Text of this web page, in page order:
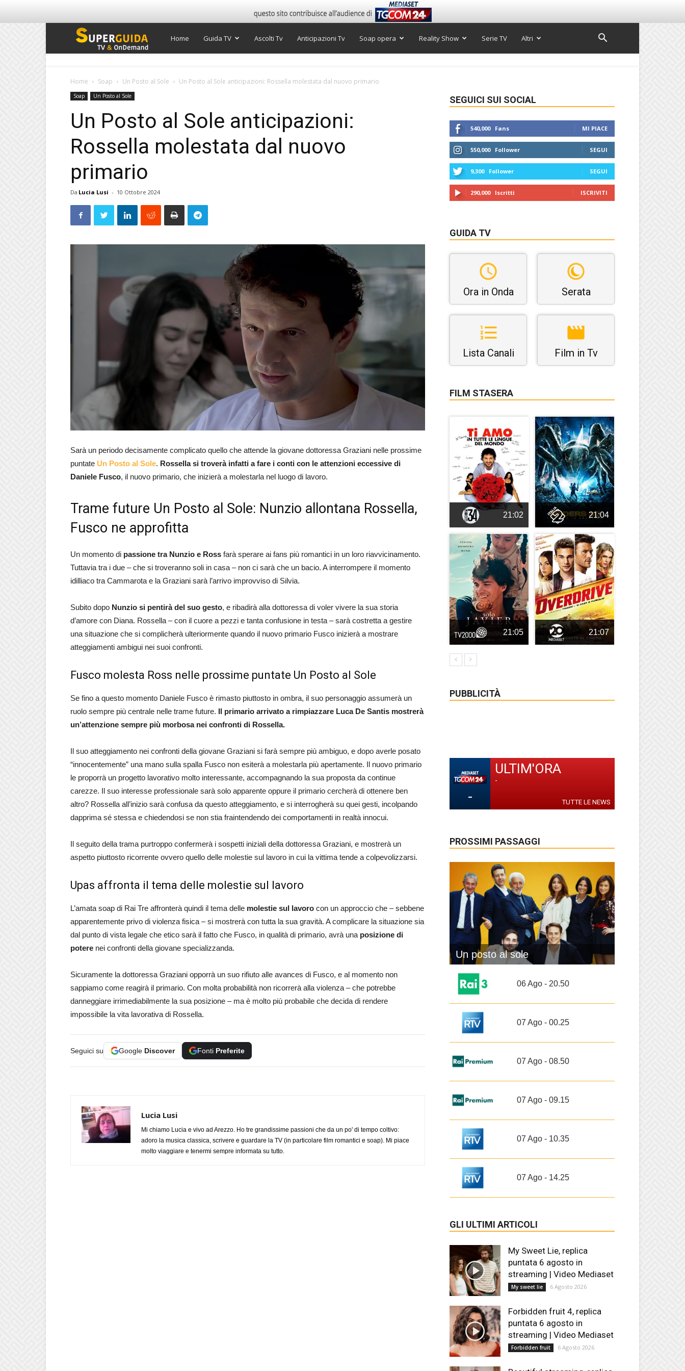
Super
Home Guida TV Ascolti Tv Anticipazioni Tv Soap opera Reality Show Serie TV Altri
Home Soap Un Posto al Sole Un Posto al Sole anticipazioni: Rossella molestata dal nuovo primario
Soap Un Posto al Sole
Un Posto al Sole anticipazioni:
Rossella molestata dal nuovo
primario
Da Lucia Lusi - 10 Ottobre 2024
Sarà un periodo decisamente complicato quello che attende la giovane dottoressa Graziani nelle prossime
puntate Un Posto al Sole. Rossella si troverà infatti a fare i conti con le attenzioni eccessive di
Daniele Fusco, il nuovo primario, che inizierà a molestarla nel luogo di lavoro.
Trame future Un Posto al Sole: Nunzio allontana Rossella,
Fusco ne approfitta
Un momento di passione tra Nunzio e Ross farà sperare ai fans più romantici in un loro riavvicinamento.
Tuttavia tra i due – che si troveranno soli in casa – non ci sarà che un bacio. A interrompere il momento
idilliaco tra Cammarota e la Graziani sarà l’arrivo improvviso di Silvia.
Subito dopo Nunzio si pentirà del suo gesto, e ribadirà alla dottoressa di voler vivere la sua storia
d’amore con Diana. Rossella – con il cuore a pezzi e tanta confusione in testa – sarà costretta a gestire
una situazione che si complicherà ulteriormente quando il nuovo primario Fusco inizierà a mostrare
atteggiamenti ambigui nei suoi confronti.
Fusco molesta Ross nelle prossime puntate Un Posto al Sole
Se fino a questo momento Daniele Fusco è rimasto piuttosto in ombra, il suo personaggio assumerà un
ruolo sempre più centrale nelle trame future. Il primario arrivato a rimpiazzare Luca De Santis mostrerà
un’attenzione sempre più morbosa nei confronti di Rossella.
Il suo atteggiamento nei confronti della giovane Graziani si farà sempre più ambiguo, e dopo averle posato
“innocentemente” una mano sulla spalla Fusco non esiterà a molestarla più apertamente. Il nuovo primario
le proporrà un progetto lavorativo molto interessante, accompagnando la sua proposta da continue
carezze. Il suo interesse professionale sarà solo apparente oppure il primario cercherà di ottenere ben
altro? Rossella all’inizio sarà confusa da questo atteggiamento, e si interrogherà su quei gesti, incolpando
dapprima sé stessa e chiedendosi se non stia fraintendendo dei comportamenti in realtà innocui.
Il seguito della trama purtroppo confermerà i sospetti iniziali della dottoressa Graziani, e mostrerà un
aspetto piuttosto ricorrente ovvero quello delle molestie sul lavoro in cui la vittima tende a colpevolizzarsi.
Upas affronta il tema delle molestie sul lavoro
L’amata soap di Rai Tre affronterà quindi il tema delle molestie sul lavoro con un approccio che – sebbene
apparentemente privo di violenza fisica – si mostrerà con tutta la sua gravità. A complicare la situazione sia
dal punto di vista legale che etico sarà il fatto che Fusco, in qualità di primario, avrà una posizione di
potere nei confronti della giovane specializzanda.
Sicuramente la dottoressa Graziani opporrà un suo rifiuto alle avances di Fusco, e al momento non
sappiamo come reagirà il primario. Con molta probabilità non ricorrerà alla violenza – che potrebbe
danneggiare irrimediabilmente la sua posizione – ma è molto più probabile che decida di rendere
impossibile la vita lavorativa di Rossella.
Seguici su Google Discover Fonti Preferite
Lucia Lusi
Mi chiamo Lucia e vivo ad Arezzo. Ho tre grandissime passioni che da un po' di tempo coltivo:
adoro la musica classica, scrivere e guardare la TV (in particolare film romantici e soap). Mi piace
molto viaggiare e tenermi sempre informata su tutto.
SEGUICI SUI SOCIAL
540,000 Fans MI PIACE
550,000 Follower SEGUI
9,300 Follower SEGUI
290,000 Iscritti ISCRIVITI
GUIDA TV
Ora in Onda Serata
Lista Canali Film in Tv
FILM STASERA
21:02 21:04
21:05 21:07
PUBBLICITÀ
-
ULTIM'ORA
-
TUTTE LE NEWS
PROSSIMI PASSAGGI
Un posto al sole
06 Ago - 20.50
07 Ago - 00.25
07 Ago - 08.50
07 Ago - 09.15
07 Ago - 10.35
07 Ago - 14.25
GLI ULTIMI ARTICOLI
My Sweet Lie, replica
puntata 6 agosto in
streaming | Video Mediaset
My sweet lie 6 Agosto 2026
Forbidden fruit 4, replica
puntata 6 agosto in
streaming | Video Mediaset
Forbidden fruit 6 Agosto 2026